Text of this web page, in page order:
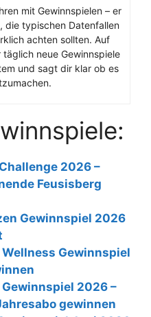
mit Gewinnspielen – er
die typischen Datenfallen
achten sollten. Auf
neue Gewinnspiele
und sagt dir klar ob es
2026 –
Feusisberg
Gewinnspiel 2026
Gewinnspiel
2026 –
gewinnen